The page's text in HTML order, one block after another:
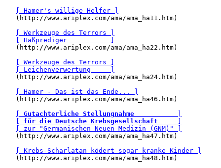
[ Hamer's willige Helfer ]
   (http://www.ariplex.com/ama/ama_ha11.htm)
[ Werkzeuge des Terrors ]
[ Haßprediger           ]
   (http://www.ariplex.com/ama/ama_ha22.htm)
[ Werkzeuge des Terrors ]
[ Leichenverwertung     ]
   (http://www.ariplex.com/ama/ama_ha24.htm)
[ Hamer - Das ist das Ende... ]
   (http://www.ariplex.com/ama/ama_ha46.htm)
Gutachterliche Stellungnahme
für die Deutsche Krebsgesellschaft
[ zur "Germanischen Neuen Medizin (GNM)" ]
   (http://www.ariplex.com/ama/ama_ha47.htm)
[ Krebs-Scharlatan ködert sogar kranke Kinder ]
   (http://www.ariplex.com/ama/ama_ha48.htm)